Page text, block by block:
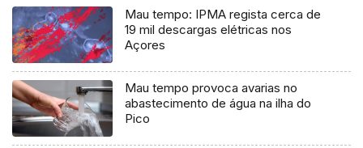
Mau tempo: IPMA regista cerca de
19 mil descargas elétricas nos
Açores
Mau tempo provoca avarias no
abastecimento de água na ilha do
Pico